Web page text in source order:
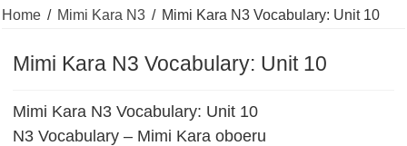
Home / Mimi Kara N3 / Mimi Kara N3 Vocabulary: Unit 10
Mimi Kara N3 Vocabulary: Unit 10
Mimi Kara N3 Vocabulary: Unit 10
N3 Vocabulary – Mimi Kara oboeru